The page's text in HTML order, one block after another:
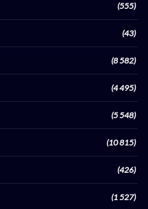
(555)
(43)
(8 582)
(4 495)
(5 548)
(10 815)
(426)
(1 527)